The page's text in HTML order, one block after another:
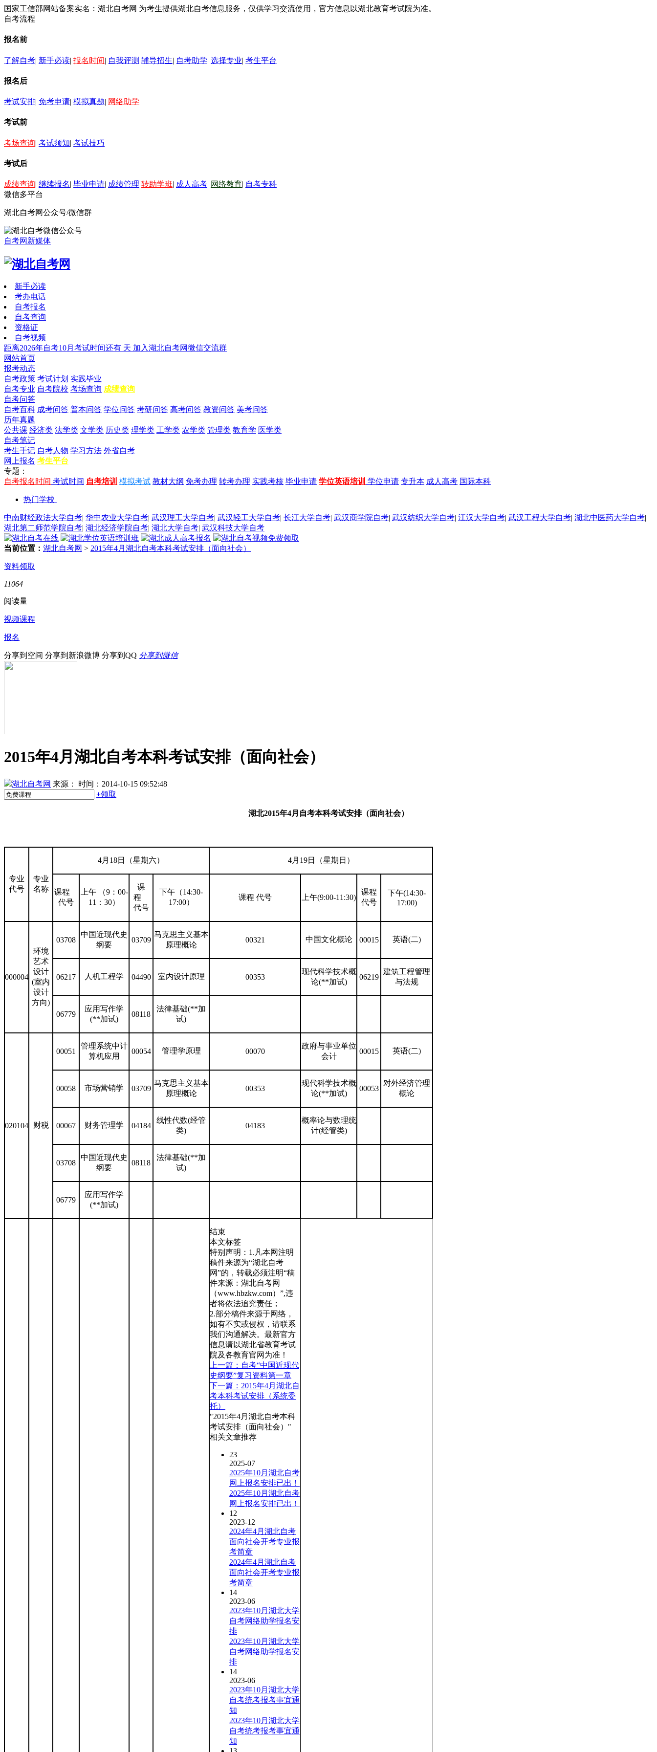
国家工信部网站备案实名：湖北自考网 为考生提供湖北自考信息服务，仅供学习交流使用，官方信息以湖北教育考试院为准。
自考流程
报名前
了解自考| 新手必读| 报名时间| 自我评测 辅导招生| 自考助学| 选择专业| 考生平台
报名后
考试安排| 免考申请| 模拟真题| 网络助学
考试前
考场查询| 考试须知| 考试技巧
考试后
成绩查询| 继续报名| 毕业申请| 成绩管理 转助学班| 成人高考| 网络教育| 自考专科
微信多平台
湖北自考网公众号/微信群
自考网新媒体
新手必读
考办电话
自考报名
自考查询
资格证
自考视频
距离2026年自考10月考试时间还有 天 加入湖北自考网微信交流群
网站首页
报考动态
自考政策 考试计划 实践毕业
自考专业 自考院校 考场查询 成绩查询
自考问答
自考百科 成考问答 普本问答 学位问答 考研问答 高考问答 教资问答 美考问答
历年真题
公共课 经济类 法学类 文学类 历史类 理学类 工学类 农学类 管理类 教育学 医学类
自考笔记
考生手记 自考人物 学习方法 外省自考
网上报名 考生平台
专题：
自考报名时间 考试时间 自考培训 模拟考试 教材大纲 免考办理 转考办理 实践考核 毕业申请 学位英语培训 学位申请 专升本 成人高考 国际本科
热门学校
中南财经政法大学自考| 华中农业大学自考| 武汉理工大学自考| 武汉轻工大学自考| 长江大学自考| 武汉商学院自考| 武汉纺织大学自考| 江汉大学自考| 武汉工程大学自考| 湖北中医药大学自考|
湖北第二师范学院自考| 湖北经济学院自考| 湖北大学自考| 武汉科技大学自考
当前位置： 湖北自考网 > 2015年4月湖北自考本科考试安排（面向社会）
资料领取
11064
阅读量
视频课程
报名
分享到空间 分享到新浪微博 分享到QQ 分享到微信
2015年4月湖北自考本科考试安排（面向社会）
湖北自考网 来源：
时间：2014-10-15 09:52:48
+领取
湖北2015年4月自考本科考试安排（面向社会）
专业
代号
专业
名称
4月18日（星期六） 4月19日（星期日）
课程
代号
上午 （9：00-
11：30）
课
程
代号
下午（14:30-
17:00）
课程 代号 上午(9:00-11:30)
课程
代号
下午(14:30-
17:00)
000004
环境
艺术
设计
(室内
设计
方向)
03708
中国近现代史
纲要
03709
马克思主义基本
原理概论
00321 中国文化概论 00015 英语(二)
06217 人机工程学 04490 室内设计原理 00353
现代科学技术概
论(**加试)
06219
建筑工程管理
与法规
06779
应用写作学
(**加试)
08118
法律基础(**加
试)
020104 财税
00051
管理系统中计
算机应用
00054 管理学原理 00070
政府与事业单位
会计
00015 英语(二)
00058 市场营销学 03709
马克思主义基本
原理概论
00353
现代科学技术概
论(**加试)
00053
对外经济管理
概论
00067 财务管理学 04184
线性代数(经管
类)
04183
概率论与数理统
计(经管类)
03708
中国近现代史
纲要
08118
法律基础(**加
试)
06779
应用写作学
(**加试)
结束
本文标签
特别声明：1.凡本网注明
稿件来源为“湖北自考
网”的，转载必须注明“稿
件来源：湖北自考网
（www.hbzkw.com）”,违
者将依法追究责任；
2.部分稿件来源于网络，
如有不实或侵权，请联系
我们沟通解决。最新官方
信息请以湖北省教育考试
院及各教育官网为准！
上一篇：自考“中国近现代
史纲要”复习资料第一章
下一篇：2015年4月湖北自
考本科考试安排（系统委
托）
"2015年4月湖北自考本科
考试安排（面向社会）"
相关文章推荐
23
2025-07
2025年10月湖北自考
网上报名安排已出！
2025年10月湖北自考
网上报名安排已出！
12
2023-12
2024年4月湖北自考
面向社会开考专业报
考简章
2024年4月湖北自考
面向社会开考专业报
考简章
14
2023-06
2023年10月湖北大学
自考网络助学报名安
排
2023年10月湖北大学
自考网络助学报名安
排
14
2023-06
2023年10月湖北大学
自考统考报考事宜通
知
2023年10月湖北大学
自考统考报考事宜通
知